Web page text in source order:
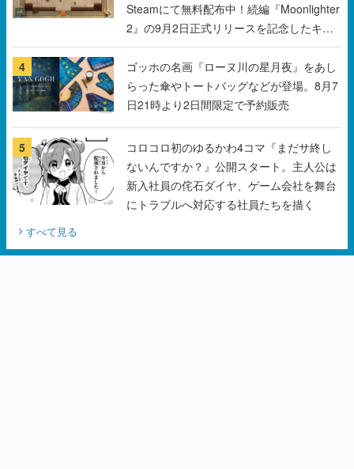
Steamにて無料配布中！続編『Moonlighter
2』の9月2日正式リリースを記念したキャ
ンペーン
4
ゴッホの名画『ローヌ川の星月夜』をあし
らった傘やトートバッグなどが登場。8月7
日21時より2日間限定で予約販売
5
コロコロ初のゆるかわ4コマ『まだサ終し
ないんですか？』公開スタート。主人公は
新入社員の侘石ダイヤ、ゲーム会社を舞台
にトラブルへ対応する社員たちを描く
すべて見る